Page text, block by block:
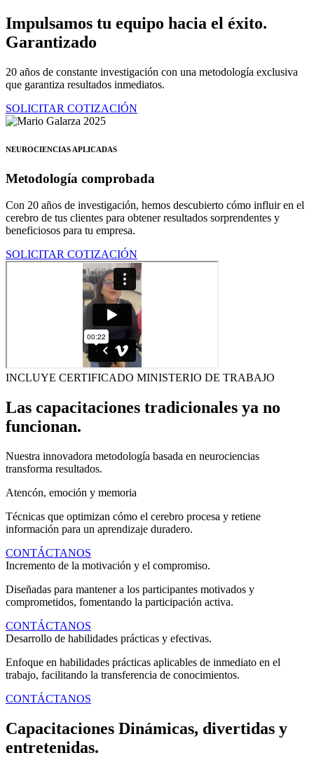
Ir
al
contenido
Impulsamos tu equipo hacia el éxito.
Garantizado
20 años de constante investigación con una metodología exclusiva
que garantiza resultados inmediatos.
SOLICITAR COTIZACIÓN
NEUROCIENCIAS APLICADAS
Metodología comprobada
Con 20 años de investigación, hemos descubierto cómo influir en el
cerebro de tus clientes para obtener resultados sorprendentes y
beneficiosos para tu empresa.
SOLICITAR COTIZACIÓN
INCLUYE CERTIFICADO MINISTERIO DE TRABAJO
Las capacitaciones tradicionales ya no
funcionan.
Nuestra innovadora metodología basada en neurociencias
transforma resultados.
Atencón, emoción y memoria
Técnicas que optimizan cómo el cerebro procesa y retiene
información para un aprendizaje duradero.
CONTÁCTANOS
Incremento de la motivación y el compromiso.
Diseñadas para mantener a los participantes motivados y
comprometidos, fomentando la participación activa.
CONTÁCTANOS
Desarrollo de habilidades prácticas y efectivas.
Enfoque en habilidades prácticas aplicables de inmediato en el
trabajo, facilitando la transferencia de conocimientos.
CONTÁCTANOS
Capacitaciones Dinámicas, divertidas y
entretenidas.